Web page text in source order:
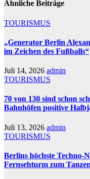
Ähnliche Beiträge
TOURISMUS
„Generator Berlin
im Zeichen des Fußballs“
Juli 14, 2026 admin
TOURISMUS
70 von 130 sind schon
Bahnhöfen positive
Juli 13, 2026 admin
TOURISMUS
Berlins höchste Techno-
Fernsehturm zum Tanzen